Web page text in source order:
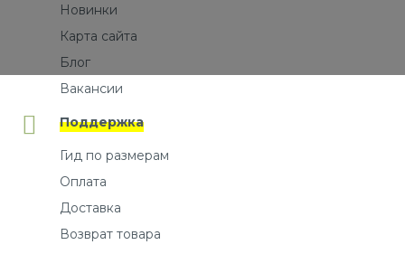
Новинки
Карта сайта
Блог
Вакансии
Поддержка
Гид по размерам
Оплата
Доставка
Возврат товара